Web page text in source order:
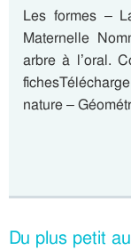
Les formes –
Maternelle
arbre à l’oral.
nature –
Du plus petit